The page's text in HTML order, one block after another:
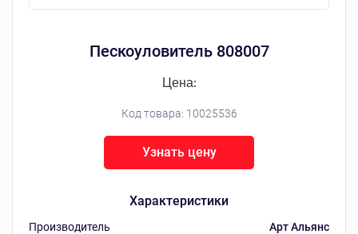
Пескоуловитель 808007
Код товара: 10025536
Цена:
Характеристики
Производитель
Арт Альянс
Узнать цену